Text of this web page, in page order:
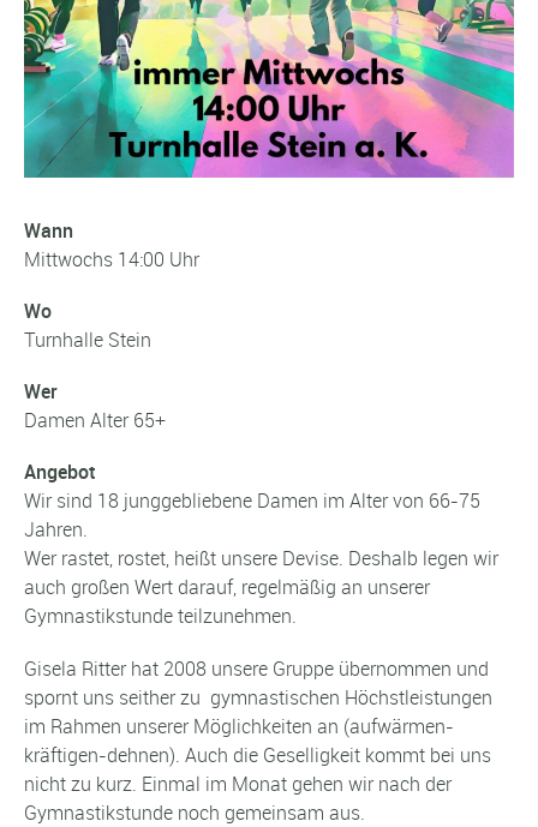
Wann
Mittwochs 14:00 Uhr
Wo
Turnhalle Stein
Wer
Damen Alter 65+
Angebot
Wir sind 18 junggebliebene Damen im Alter von 66-75
Jahren.
Wer rastet, rostet, heißt unsere Devise. Deshalb legen wir
auch großen Wert darauf, regelmäßig an unserer
Gymnastikstunde teilzunehmen.
Gisela Ritter hat 2008 unsere Gruppe übernommen und
spornt uns seither zu gymnastischen Höchstleistungen
im Rahmen unserer Möglichkeiten an (aufwärmen-
kräftigen-dehnen). Auch die Geselligkeit kommt bei uns
nicht zu kurz. Einmal im Monat gehen wir nach der
Gymnastikstunde noch gemeinsam aus.